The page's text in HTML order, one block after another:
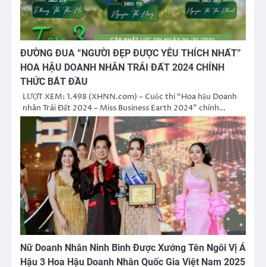
ĐƯỜNG ĐUA “NGƯỜI ĐẸP ĐƯỢC YÊU THÍCH NHẤT”
HOA HẬU DOANH NHÂN TRÁI ĐẤT 2024 CHÍNH
THỨC BẮT ĐẦU
LƯỢT XEM: 1.498 (XHNN.com) – Cuộc thi “Hoa hậu Doanh
nhân Trái Đất 2024 – Miss Business Earth 2024” chính…
Nữ Doanh Nhân Ninh Bình Được Xướng Tên Ngôi Vị Á
Hậu 3 Hoa Hậu Doanh Nhân Quốc Gia Việt Nam 2025